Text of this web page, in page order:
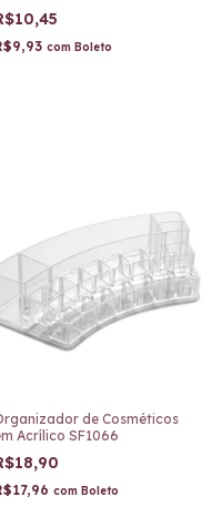
TRC7877-A
com Boleto
de Cosméticos
Acrílico SF1066
com Boleto